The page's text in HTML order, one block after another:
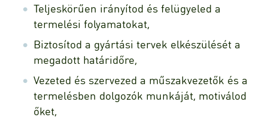
Teljeskörűen irányítod és felügyeled a
termelési folyamatokat,
Biztosítod a gyártási tervek elkészülését a
megadott határidőre,
Vezeted és szervezed a műszakvezetők és a
termelésben dolgozók munkáját, motiválod
őket,